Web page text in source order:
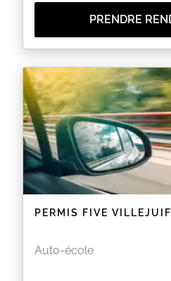
PRENDRE
PERMIS FIVE VILLEJUIF
Auto-école